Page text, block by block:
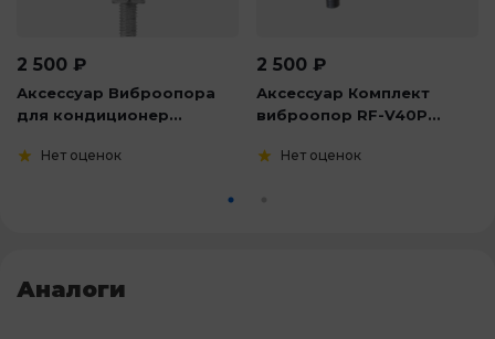
2 500 ₽
Аксессуар Виброопора
для кондиционер...
Нет оценок
2 500 ₽
Аксессуар Комплект
виброопор RF-V40P...
Нет оценок
Аналоги